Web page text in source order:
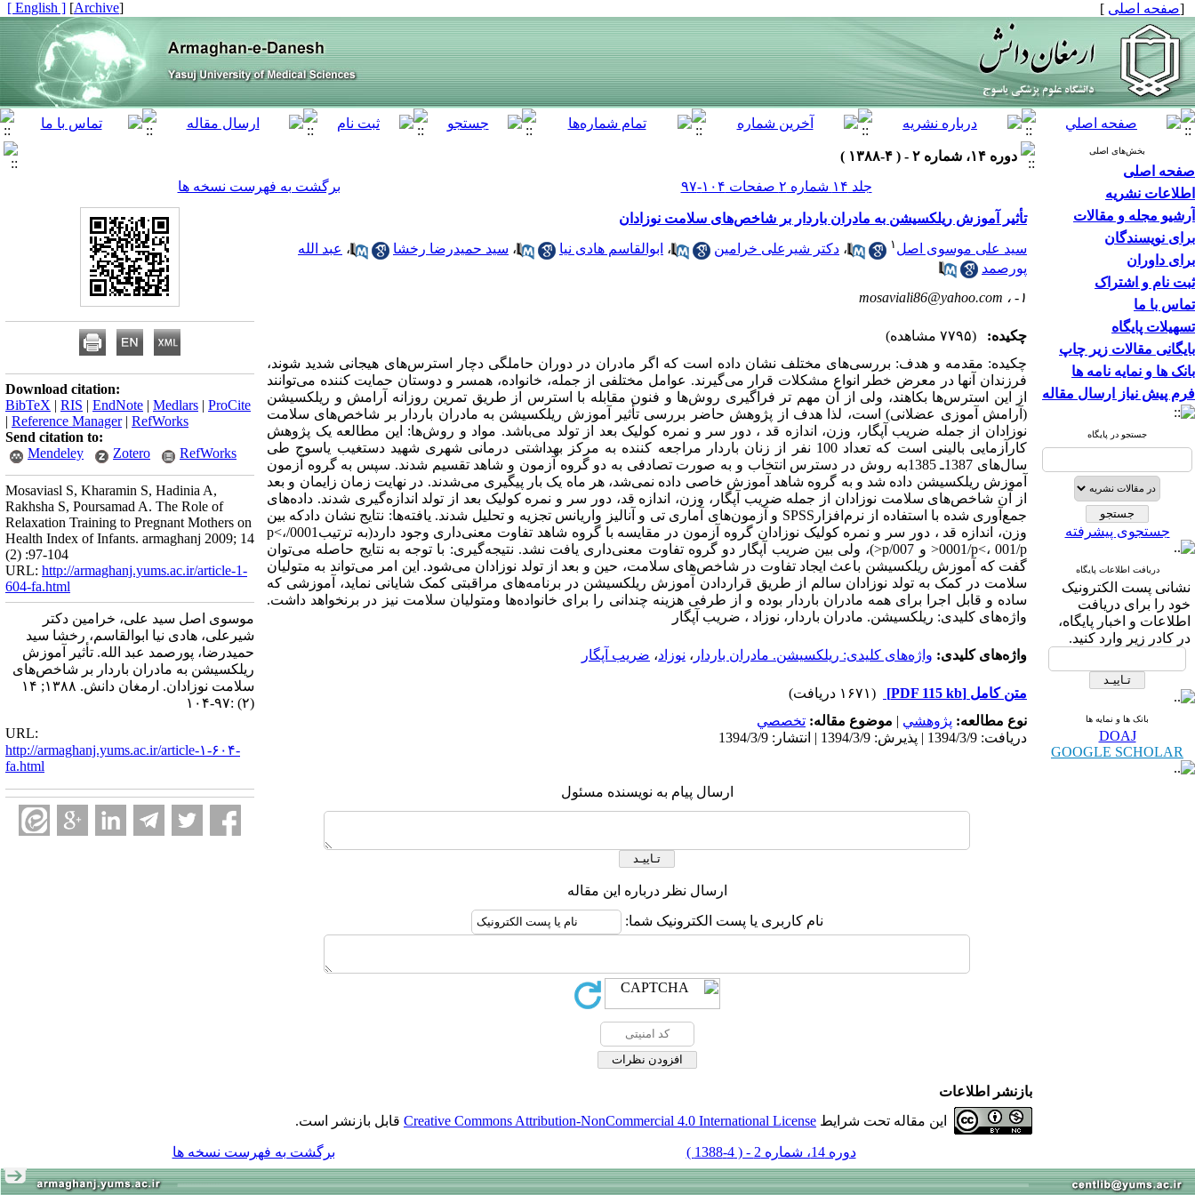
[صفحه اصلی ]
[
Archive
]
[ English ]
بخش‌های اصلی
صفحه اصلی
اطلاعات نشریه
آرشیو مجله و مقالات
برای نویسندگان
برای داوران
ثبت نام و اشتراک
تماس با ما
تسهیلات پایگاه
بایگانی مقالات زیر چاپ
بانک ها و نمایه نامه ها
فرم پیش نیاز ارسال مقاله
جستجو در پایگاه
جستجوی پیشرفته
دریافت اطلاعات پایگاه
نشانی پست الکترونیک
خود را برای دریافت
اطلاعات و اخبار پایگاه،
در کادر زیر وارد کنید.
بانک ها و نمایه ها
DOAJ
GOOGLE SCHOLAR
دوره ۱۴، شماره ۲ - ( ۴-۱۳۸۸ )
جلد ۱۴ شماره ۲ صفحات ۱۰۴-۹۷
برگشت به فهرست نسخه ها
تأثیر آموزش ریلکسیشن به مادران باردار بر شاخص‌های سلامت نوزادان
سید علی موسوی اصل ۱ ، دکتر شیرعلی خرامین ، ابوالقاسم هادی نیا ، سید حمیدرضا رخشا ، عبد الله
پورصمد
۱- ،
mosaviali86@yahoo.com
چکیده:
(۷۷۹۵ مشاهده)
چکیده: مقدمه و هدف: بررسی‌های مختلف نشان داده است که اگر مادران در دوران حاملگی دچار استرس‌های هیجانی شدید شوند،
فرزندان آنها در معرض خطر انواع مشکلات قرار می‌گیرند. عوامل مختلفی از جمله، خانواده، همسر و دوستان حمایت کننده می‌توانند
از این استرس‌ها بکاهند، ولی از آن مهم تر فراگیری روش‌ها و فنون مقابله با استرس از طریق تمرین روزانه آرامش و ریلکسیشن
(آرامش آموزی عضلانی) است، لذا هدف از پژوهش حاضر بررسی تأثیر آموزش ریلکسیشن به مادران باردار بر شاخص‌های سلامت
نوزادان از جمله ضریب آپگار، وزن، اندازه قد ، دور سر و نمره کولیک بعد از تولد می‌باشد. مواد و روش‌ها: این مطالعه یک پژوهش
کارآزمایی بالینی است که تعداد 100 نفر از زنان باردار مراجعه کننده به مرکز بهداشتی درمانی شهری شهید دستغیب یاسوج طی
سال‌های 1387ـ 1385به روش در دسترس انتخاب و به صورت تصادفی به دو گروه آزمون و شاهد تقسیم شدند. سپس به گروه آزمون
آموزش ریلکسیشن داده شد و به گروه شاهد آموزش خاصی داده نمی‌شد، هر ماه یک بار پیگیری می‌شدند. در نهایت زمان زایمان و بعد
از آن شاخص‌های سلامت نوزادان از جمله ضریب آپگار، وزن، اندازه قد، دور سر و نمره کولیک بعد از تولد اندازه‌گیری شدند. داده‌های
جمع‌آوری شده با استفاده از نرم‌افزارSPSS و آزمون‌های آماری تی و آنالیز واریانس تجزیه و تحلیل شدند. یافته‌ها: نتایج نشان دادکه بین
وزن، اندازه قد ، دور سر و نمره کولیک نوزادان گروه آزمون در مقایسه با گروه شاهد تفاوت معنی‌داری وجود دارد(به ترتیب0001/p<،
0001/p<، 001/p< و 007/p<)، ولی بین ضریب آپگار دو گروه تفاوت معنی‌داری یافت نشد. نتیجه‌گیری: با توجه به نتایج حاصله می‌توان
گفت که آموزش ریلکسیشن باعث ایجاد تفاوت در شاخص‌های سلامت، حین و بعد از تولد نوزادان می‌شود. این امر می‌تواند به متولیان
سلامت در کمک به تولد نوزادان سالم از طریق قراردادن آموزش ریلکسیشن در برنامه‌های مراقبتی کمک شایانی نماید، آموزشی که
ساده و قابل اجرا برای همه مادران باردار بوده و از طرفی هزینه چندانی را برای خانواده‌ها ومتولیان سلامت نیز در برنخواهد داشت.
واژه‌های کلیدی: ریلکسیشن. مادران باردار، نوزاد ، ضریب آپگار
واژه‌های کلیدی: واژه‌های کلیدی: ریلکسیشن. مادران باردار ، نوزاد، ضریب آپگار
متن کامل [PDF 115 kb]
(۱۶۷۱ دریافت)
نوع مطالعه: پژوهشي | موضوع مقاله: تخصصي
دریافت: 1394/3/9 | پذیرش: 1394/3/9 | انتشار: 1394/3/9
ارسال پیام به نویسنده مسئول
ارسال نظر درباره این مقاله
نام کاربری یا پست الکترونیک شما:
Download citation:
BibTeX | RIS | EndNote | Medlars | ProCite
| Reference Manager| RefWorks
Send citation to:
Mendeley
Zotero RefWorks
Mosaviasl S, Kharamin S, Hadinia A,
Rakhsha S, Poursamad A. The Role of
Relaxation Training to Pregnant Mothers on
Health Index of Infants. armaghanj 2009; 14
(2) :97-104
URL: http://armaghanj.yums.ac.ir/article-1-
604-fa.html
موسوی اصل سید علی، خرامین دکتر
شیرعلی، هادی نیا ابوالقاسم، رخشا سید
حمیدرضا، پورصمد عبد الله. تأثیر آموزش
ریلکسیشن به مادران باردار بر شاخص‌های
سلامت نوزادان. ارمغان دانش. ۱۳۸۸; ۱۴
(۲) :۹۷-۱۰۴
URL:
http://armaghanj.yums.ac.ir/article-۱-۶۰۴-
fa.html
بازنشر اطلاعات
این مقاله تحت شرایط Creative Commons Attribution-NonCommercial 4.0 International License قابل بازنشر است.
دوره 14، شماره 2 - ( 4-1388 ) برگشت به فهرست نسخه ها